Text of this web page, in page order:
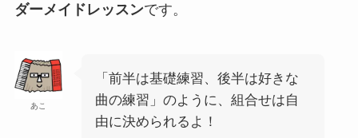
ダーメイドレッスンです。
あこ
「前半は基礎練習、後半は好きな
曲の練習」のように、組合せは自
由に決められるよ！